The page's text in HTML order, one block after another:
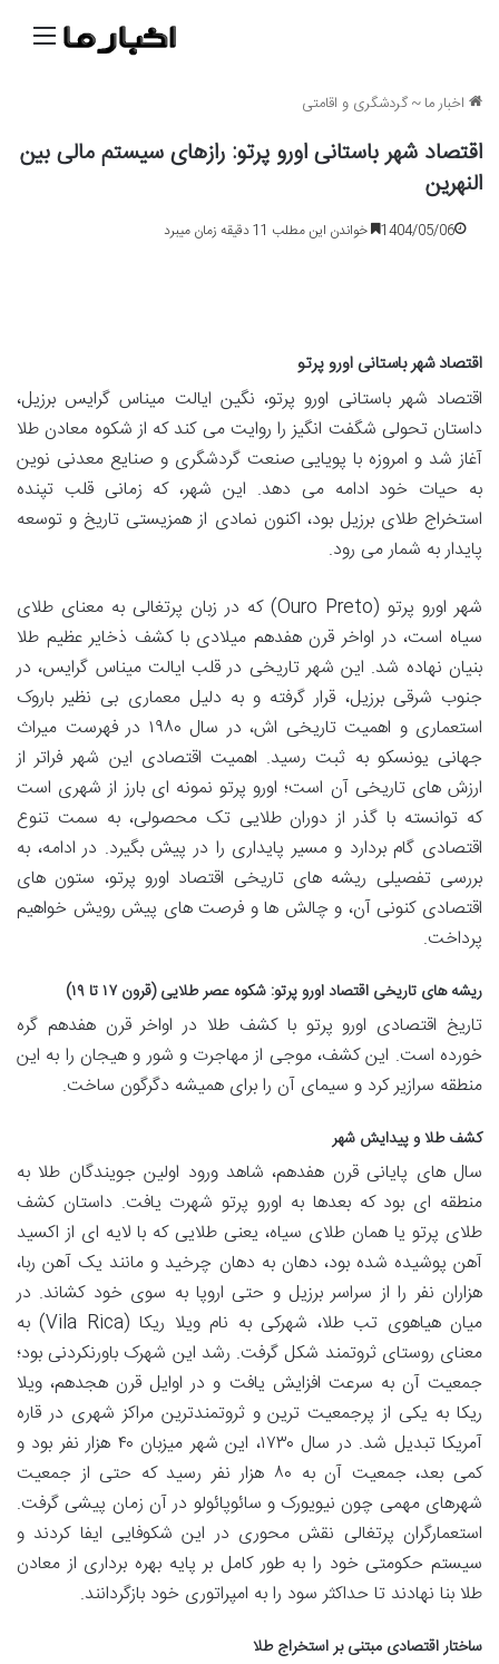
اخبار ما~گردشگری و اقامتی
اقتصاد شهر باستانی اورو پرتو: رازهای سیستم مالی بین
النهرین
1404/05/06 خواندن این مطلب 11 دقیقه زمان میبرد
اقتصاد شهر باستانی اورو پرتو
اقتصاد شهر باستانی اورو پرتو، نگین ایالت میناس گرایس برزیل،
داستان تحولی شگفت انگیز را روایت می کند که از شکوه معادن طلا
آغاز شد و امروزه با پویایی صنعت گردشگری و صنایع معدنی نوین
به حیات خود ادامه می دهد. این شهر، که زمانی قلب تپنده
استخراج طلای برزیل بود، اکنون نمادی از همزیستی تاریخ و توسعه
پایدار به شمار می رود.
شهر اورو پرتو (Ouro Preto) که در زبان پرتغالی به معنای طلای
سیاه است، در اواخر قرن هفدهم میلادی با کشف ذخایر عظیم طلا
بنیان نهاده شد. این شهر تاریخی در قلب ایالت میناس گرایس، در
جنوب شرقی برزیل، قرار گرفته و به دلیل معماری بی نظیر باروک
استعماری و اهمیت تاریخی اش، در سال ۱۹۸۰ در فهرست میراث
جهانی یونسکو به ثبت رسید. اهمیت اقتصادی این شهر فراتر از
ارزش های تاریخی آن است؛ اورو پرتو نمونه ای بارز از شهری است
که توانسته با گذر از دوران طلایی تک محصولی، به سمت تنوع
اقتصادی گام بردارد و مسیر پایداری را در پیش بگیرد. در ادامه، به
بررسی تفصیلی ریشه های تاریخی اقتصاد اورو پرتو، ستون های
اقتصادی کنونی آن، و چالش ها و فرصت های پیش رویش خواهیم
پرداخت.
ریشه های تاریخی اقتصاد اورو پرتو: شکوه عصر طلایی (قرون ۱۷ تا ۱۹)
تاریخ اقتصادی اورو پرتو با کشف طلا در اواخر قرن هفدهم گره
خورده است. این کشف، موجی از مهاجرت و شور و هیجان را به این
منطقه سرازیر کرد و سیمای آن را برای همیشه دگرگون ساخت.
کشف طلا و پیدایش شهر
سال های پایانی قرن هفدهم، شاهد ورود اولین جویندگان طلا به
منطقه ای بود که بعدها به اورو پرتو شهرت یافت. داستان کشف
طلای پرتو یا همان طلای سیاه، یعنی طلایی که با لایه ای از اکسید
آهن پوشیده شده بود، دهان به دهان چرخید و مانند یک آهن ربا،
هزاران نفر را از سراسر برزیل و حتی اروپا به سوی خود کشاند. در
میان هیاهوی تب طلا، شهرکی به نام ویلا ریکا (Vila Rica) به
معنای روستای ثروتمند شکل گرفت. رشد این شهرک باورنکردنی بود؛
جمعیت آن به سرعت افزایش یافت و در اوایل قرن هجدهم، ویلا
ریکا به یکی از پرجمعیت ترین و ثروتمندترین مراکز شهری در قاره
آمریکا تبدیل شد. در سال ۱۷۳۰، این شهر میزبان ۴۰ هزار نفر بود و
کمی بعد، جمعیت آن به ۸۰ هزار نفر رسید که حتی از جمعیت
شهرهای مهمی چون نیویورک و سائوپائولو در آن زمان پیشی گرفت.
استعمارگران پرتغالی نقش محوری در این شکوفایی ایفا کردند و
سیستم حکومتی خود را به طور کامل بر پایه بهره برداری از معادن
طلا بنا نهادند تا حداکثر سود را به امپراتوری خود بازگردانند.
ساختار اقتصادی مبتنی بر استخراج طلا